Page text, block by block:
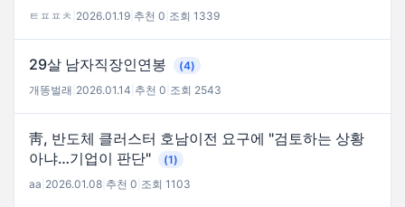
ㅌㅍㅍㅊ 2026.01.19 추천 0 조회 1339
29살 남자직장인연봉
(4)
개똥벌래 2026.01.14 추천 0 조회 2543
靑, 반도체 클러스터 호남이전 요구에 "검토하는 상황
아냐…기업이 판단"
(1)
aa 2026.01.08 추천 0 조회 1103